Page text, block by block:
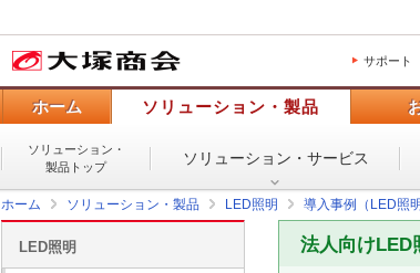
サポート
ホーム ソリューション・製品
ソリューション・
製品トップ
ソリューション・ サービス
ホーム ソリューション・製品 LED照明 導入事例（LED照
法人向けLED
LED照明